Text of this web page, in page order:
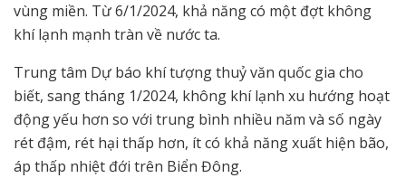
vùng miền. Từ 6/1/2024, khả năng có một đợt không
khí lạnh mạnh tràn về nước ta.
Trung tâm Dự báo khí tượng thuỷ văn quốc gia cho
biết, sang tháng 1/2024, không khí lạnh xu hướng hoạt
động yếu hơn so với trung bình nhiều năm và số ngày
rét đậm, rét hại thấp hơn, ít có khả năng xuất hiện bão,
áp thấp nhiệt đới trên Biển Đông.